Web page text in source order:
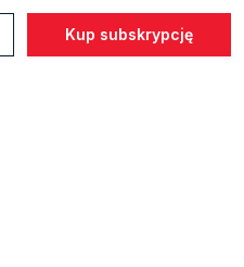
Kup subskrypcję